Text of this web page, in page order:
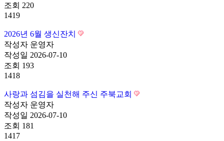
조회 220
1419
2026년 6월 생신잔치
작성자 운영자
작성일 2026-07-10
조회 193
1418
사랑과 섬김을 실천해 주신 주북교회
작성자 운영자
작성일 2026-07-10
조회 181
1417